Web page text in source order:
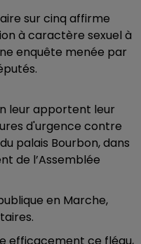
sur cinq affirme
à caractère sexuel à
enquête menée par
leur apportent leur
d'urgence contre
palais Bourbon, dans
de l’Assemblée
en Marche,